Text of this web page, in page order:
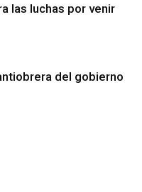
las luchas por venir
del gobierno